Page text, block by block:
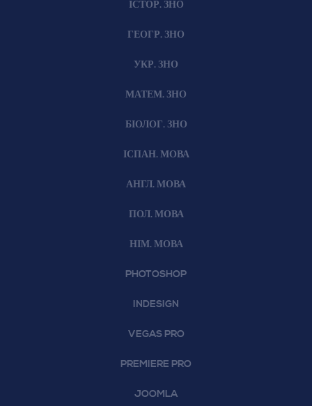
ІСТОР. ЗНО
ГЕОГР. ЗНО
УКР. ЗНО
МАТЕМ. ЗНО
БІОЛОГ. ЗНО
ІСПАН. МОВА
АНГЛ. МОВА
ПОЛ. МОВА
НІМ. МОВА
PHOTOSHOP
INDESIGN
VEGAS PRO
PREMIERE PRO
JOOMLA